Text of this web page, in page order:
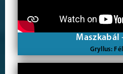
Maszkabál
Gryllus: